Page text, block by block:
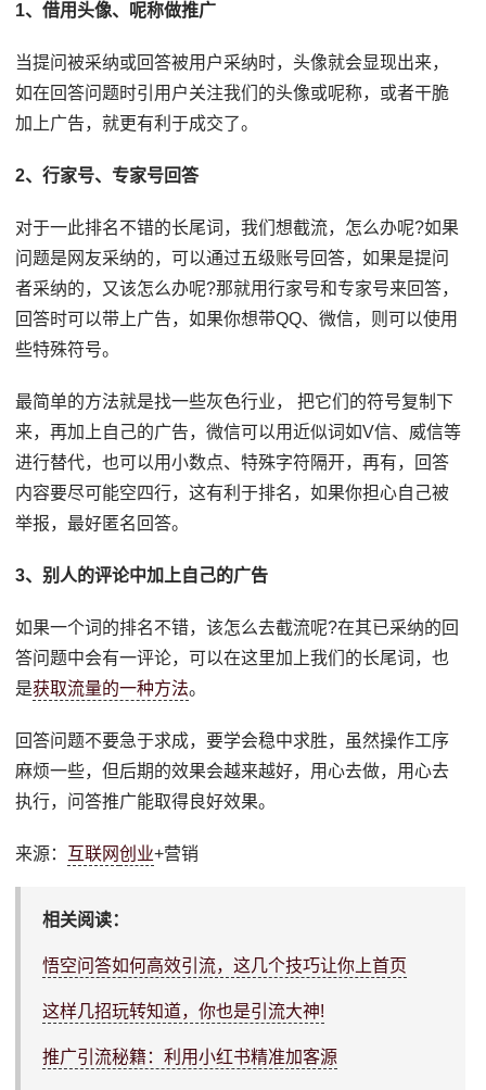
1、借用头像、呢称做推广
当提问被采纳或回答被用户采纳时，头像就会显现出来，
如在回答问题时引用户关注我们的头像或呢称，或者干脆
加上广告，就更有利于成交了。
2、行家号、专家号回答
对于一此排名不错的长尾词，我们想截流，怎么办呢?如果
问题是网友采纳的，可以通过五级账号回答，如果是提问
者采纳的，又该怎么办呢?那就用行家号和专家号来回答，
回答时可以带上广告，如果你想带QQ、微信，则可以使用
些特殊符号。
最简单的方法就是找一些灰色行业， 把它们的符号复制下
来，再加上自己的广告，微信可以用近似词如V信、威信等
进行替代，也可以用小数点、特殊字符隔开，再有，回答
内容要尽可能空四行，这有利于排名，如果你担心自己被
举报，最好匿名回答。
3、别人的评论中加上自己的广告
如果一个词的排名不错，该怎么去截流呢?在其已采纳的回
答问题中会有一评论，可以在这里加上我们的长尾词，也
是获取流量的一种方法。
回答问题不要急于求成，要学会稳中求胜，虽然操作工序
麻烦一些，但后期的效果会越来越好，用心去做，用心去
执行，问答推广能取得良好效果。
来源： 互联网创业+营销
相关阅读：
悟空问答如何高效引流，这几个技巧让你上首页
这样几招玩转知道，你也是引流大神!
推广引流秘籍：利用小红书精准加客源